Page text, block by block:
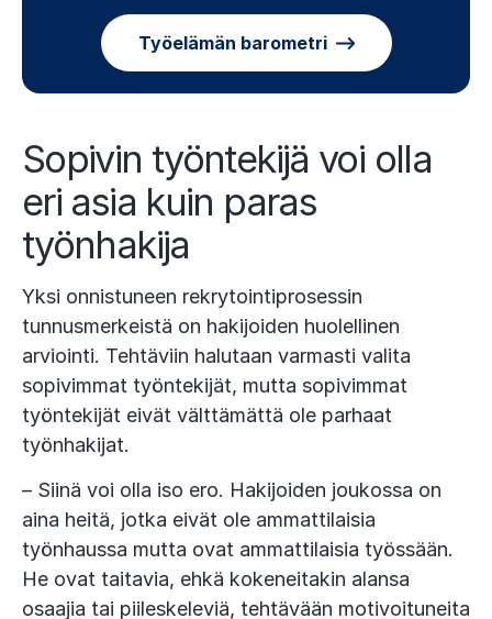
Työelämän barometri
Sopivin työntekijä voi olla
eri asia kuin paras
työnhakija
Yksi onnistuneen rekrytointiprosessin
tunnusmerkeistä on hakijoiden huolellinen
arviointi. Tehtäviin halutaan varmasti valita
sopivimmat työntekijät, mutta sopivimmat
työntekijät eivät välttämättä ole parhaat
työnhakijat.
– Siinä voi olla iso ero. Hakijoiden joukossa on
aina heitä, jotka eivät ole ammattilaisia
työnhaussa mutta ovat ammattilaisia työssään.
He ovat taitavia, ehkä kokeneitakin alansa
osaajia tai piileskeleviä, tehtävään motivoituneita